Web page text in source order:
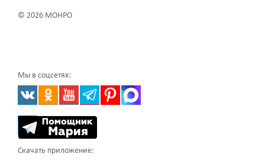
© 2026 МОНРО
Мы в соцсетях:
Скачать приложение: